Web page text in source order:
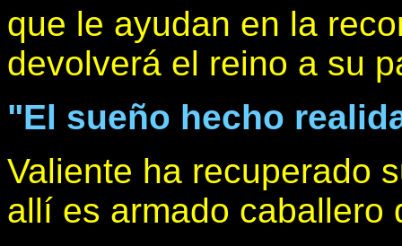
que le ayudan en la
devolverá el reino a su
"El sueño hecho
Valiente ha recuperado
allí es armado caballero